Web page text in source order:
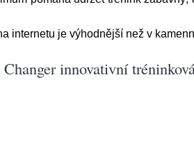
internetu je výhodnější než v
innovativní